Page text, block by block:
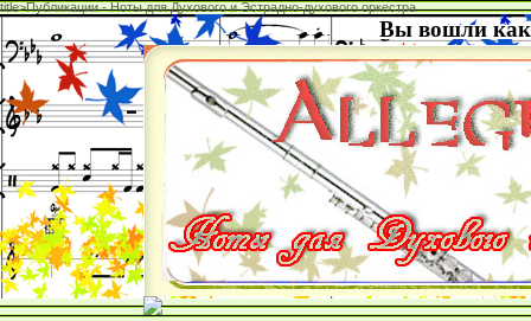
title>Публикации - Ноты для Духового и Эстрадно-духового оркестра
Вы вошли как